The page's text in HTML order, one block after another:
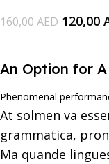
160,00AED 120,00
An Option for
Phenomenal
At solmen va
grammatica,
Ma quande